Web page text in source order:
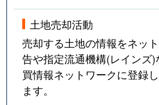
土地売却活動
売却する土地の情報をネッ
告や指定流通機構(レインズ
買情報ネットワークに登録
ます。